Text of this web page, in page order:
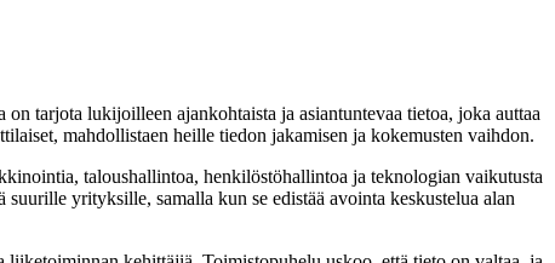
tarjota lukijoilleen ajankohtaista ja asiantuntevaa tietoa, joka auttaa
mahdollistaen heille tiedon jakamisen ja kokemusten vaihdon.
taloushallintoa, henkilöstöhallintoa ja teknologian vaikutusta
yrityksille, samalla kun se edistää avointa keskustelua alan